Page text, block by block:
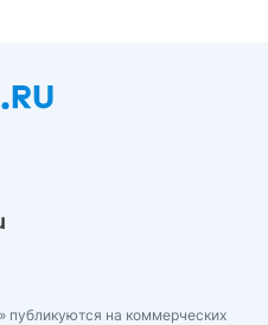
публикуются на коммерческих